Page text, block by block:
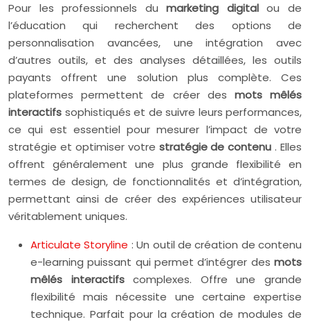
Pour les professionnels dumarketing digitalou de
l’éducation qui recherchent des options de
personnalisation avancées, une intégration avec
d’autres outils, et des analyses détaillées, les outils
payants offrent une solution plus complète. Ces
plateformes permettent de créer des mots mêlés
interactifs sophistiqués et de suivre leurs performances,
ce qui est essentiel pour mesurer l’impact de votre
stratégie et optimiser votre stratégie de contenu. Elles
offrent généralement une plus grande flexibilité en
termes de design, de fonctionnalités et d’intégration,
permettant ainsi de créer des expériences utilisateur
véritablement uniques.
Articulate Storyline : Un outil de création de contenu
e-learning puissant qui permet d’intégrer des mots
mêlés interactifscomplexes. Offre une grande
flexibilité mais nécessite une certaine expertise
technique. Parfait pour la création de modules de